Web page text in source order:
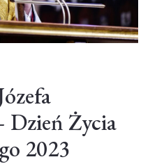
Dzień Życia
2023